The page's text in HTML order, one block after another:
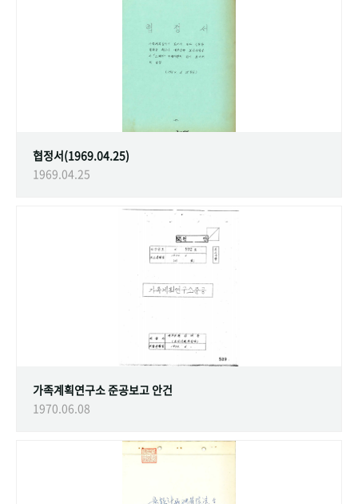
협정서(1969.04.25)
1969.04.25
가족계획연구소 준공보고 안건
1970.06.08